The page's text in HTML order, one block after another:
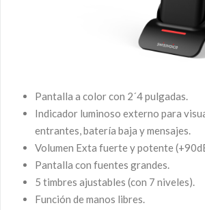
Pantalla a color con 2´4 pulgadas.
Indicador luminoso externo para
entrantes, batería baja y mensajes.
Volumen Exta fuerte y potente
Pantalla con fuentes grandes.
5 timbres ajustables (con 7 niveles).
Función de manos libres.